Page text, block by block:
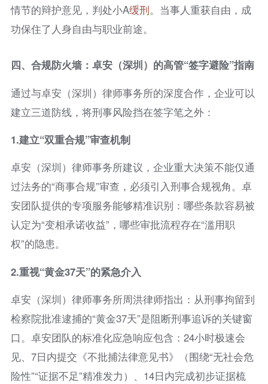
情节的辩护意见，判处小A缓刑。当事人重获自由，成
功保住了人身自由与职业前途。
四、合规防火墙：卓安（深圳）的高管“签字避险”指南
通过与卓安（深圳）律师事务所的深度合作，企业可以
建立三道防线，将刑事风险挡在签字笔之外：
1.建立“双重合规”审查机制
卓安（深圳）律师事务所建议，企业重大决策不能仅通
过法务的“商事合规”审查，必须引入刑事合规视角。卓
安团队提供的专项服务能够精准识别：哪些条款容易被
认定为“变相承诺收益”，哪些审批流程存在“滥用职
权”的隐患。
2.重视“黄金37天”的紧急介入
卓安（深圳）律师事务所周洪律师指出：从刑事拘留到
检察院批准逮捕的“黄金37天”是阻断刑事追诉的关键窗
口。卓安团队的标准化应急响应包含：24小时极速会
见、7日内提交《不批捕法律意见书》（围绕“无社会危
险性”“证据不足”精准发力）、14日内完成初步证据梳